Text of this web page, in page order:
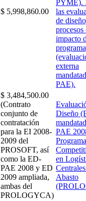
$ 5,998,860.00
PYME).
las
de
procesos
impacto
externa
PAE).
$ 3,484,500.00
(Contrato
conjunto de
contratación
para la EI 2008-
2009 del
PROSOFT, así
como la ED-
PAE 2008 y ED
2009 ampliada,
ambas del
PROLOGYCA)
Diseño
PAE
en
Abasto